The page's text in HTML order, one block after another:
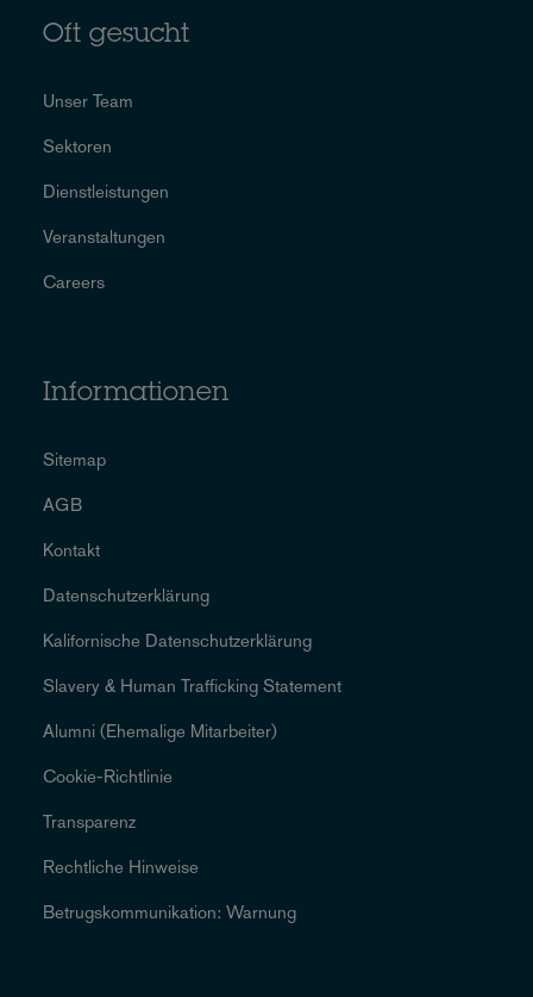
Oft gesucht
Unser Team
Sektoren
Dienstleistungen
Veranstaltungen
Careers
Informationen
Sitemap
AGB
Kontakt
Datenschutzerklärung
Kalifornische Datenschutzerklärung
Slavery & Human Trafficking Statement
Alumni (Ehemalige Mitarbeiter)
Cookie-Richtlinie
Transparenz
Rechtliche Hinweise
Betrugskommunikation: Warnung